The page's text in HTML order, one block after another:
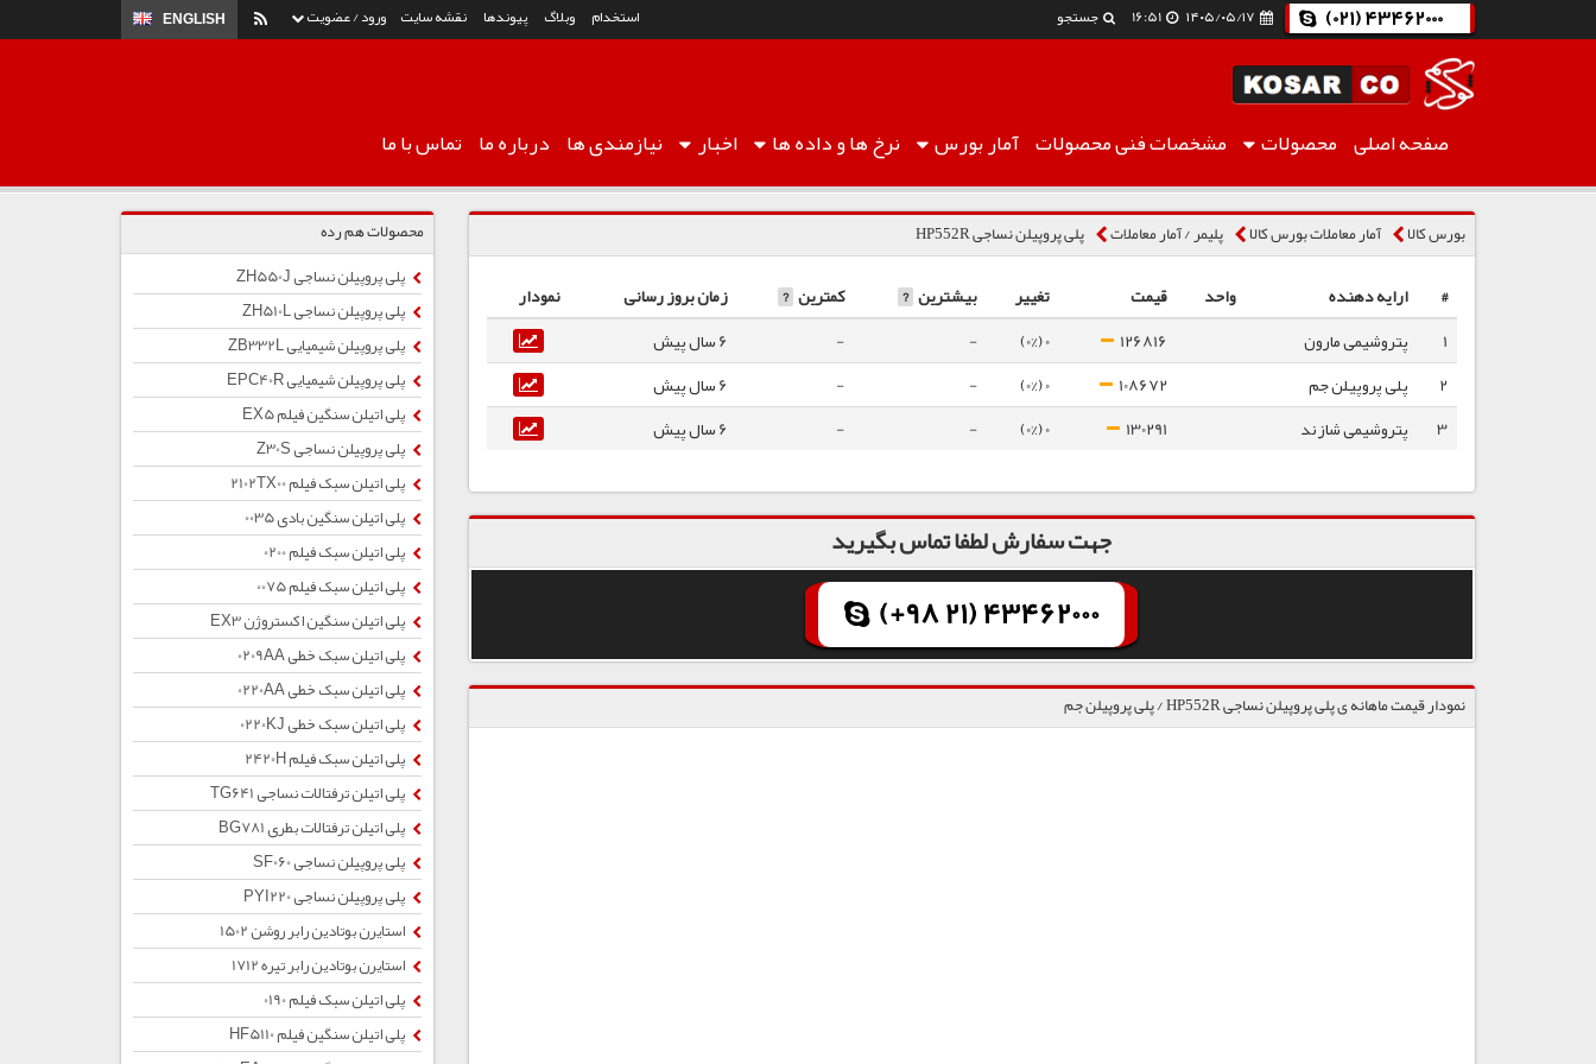
ورود / عضویت ENGLISH استخدام وبلاگ پیوندها نقشه سایت (021) 43462000
16:51 جستجو
صفحه اصلی محصولات مشخصات فنیمحصولات آماربورس نرخ هاو داده ها اخبار نیازمندی ها درباره ما تماس با ما پلی پروپیلن نساجی HP552R
بورس کالا آمار معاملات بورس کالا پلیمر / آمار معاملات پلی پروپیلن نساجی HP552R
# ارایه دهنده واحد قیمت تغییر بیشترین ? کمترین ? زمان بروز رسانی
نمودار
1
پتروشیمی مارون 126816
0 (0%)
-
-
6 سال پیش
2
پلی پروپیلن جم 108672
0 (0%)
-
-
6 سال پیش
3
پتروشیمی شازند 130291
0 (0%)
-
- 6 سال پیش
جهت سفارش لطفا تماس بگیرید
(+98 21) 43462000
نمودار قیمت ماهانه ی پلی پروپیلن نساجی HP552R / پلی پروپیلن جم
محصولات هم رده
پلی پروپیلن نساجی ZH550J
پلی پروپیلن نساجی ZH510L
پلی پروپیلن شیمیایی ZB332L
پلی پروپیلن شیمیایی EPC40R
پلی اتیلن سنگین فیلم EX5
پلی پروپیلن نساجی Z30S
پلی اتیلن سبک فیلم 2102TX00
پلی اتیلن سنگین بادی 0035
پلی اتیلن سبک فیلم 0200
پلی اتیلن سبک فیلم 0075
پلی اتیلن سنگین اکستروژن EX3
پلی اتیلن سبک خطی 0209AA
پلی اتیلن سبک خطی 0220AA
پلی اتیلن سبک خطی 0220KJ
پلی اتیلن سبک فیلم 2420H
پلی اتیلن ترفتالات نساجی TG641
پلی اتیلن ترفتالات بطری BG781
پلی پروپیلن نساجی SF060
پلی پروپیلن نساجی PYI220
استایرن بوتادین رابر روشن 1502
استایرن بوتادین رابر تیره 1712
پلی اتیلن سبک فیلم 0190
پلی اتیلن سنگین فیلم HF5110